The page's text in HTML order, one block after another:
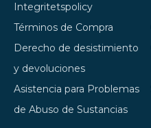
Integritetspolicy
Términos de Compra
Derecho de desistimiento
y devoluciones
Asistencia para Problemas
de Abuso de Sustancias